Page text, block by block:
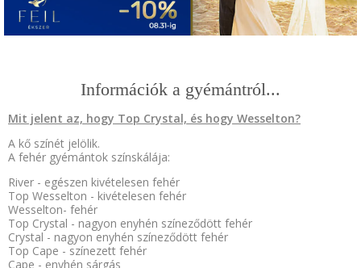
Információk a gyémántról...
Mit jelent az, hogy Top Crystal, és hogy Wesselton?
A kő színét jelölik.
A fehér gyémántok színskálája:
River - egészen kivételesen fehér
Top Wesselton - kivételesen fehér
Wesselton- fehér
Top Crystal - nagyon enyhén színeződött fehér
Crystal - nagyon enyhén színeződött fehér
Top Cape - színezett fehér
Cape - enyhén sárgás